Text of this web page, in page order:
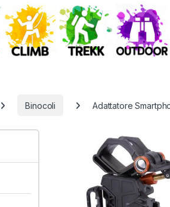
SCUBA CLIMB TREKKING
Binocoli Adattatore